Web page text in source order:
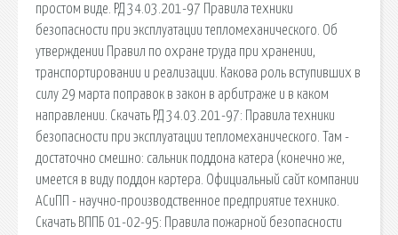
простом виде. РД 34.03.201-97 Правила техники
безопасности при эксплуатации тепломеханического. Об
утверждении Правил по охране труда при хранении,
транспортировании и реализации. Какова роль вступивших в
силу 29 марта поправок в закон в арбитраже и в каком
направлении. Скачать РД 34.03.201-97: Правила техники
безопасности при эксплуатации тепломеханического. Там -
достаточно смешно: сальник поддона катера (конечно же,
имеется в виду поддон картера. Официальный сайт компании
АСиПП - научно-производственное предприятие технико.
Скачать ВППБ 01-02-95: Правила пожарной безопасности